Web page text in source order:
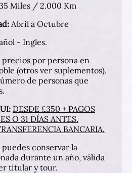
Miles / 2.000 Km
Abril a Octubre
- Ingles.
precios por persona en
(otros ver suplementos).
de personas que
DESDE £350 + PAGOS
O 31 DÍAS ANTES.
BANCARIA.
puedes conservar la
durante un año, válida
titular y tour.